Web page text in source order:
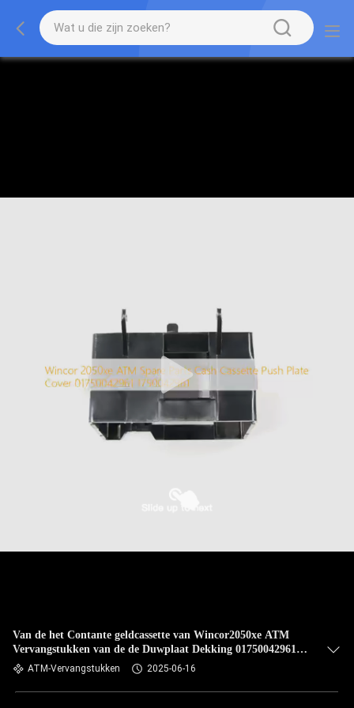
Van de het Contante geldcassette van Wincor2050xe ATM
Vervangstukken van de de Duwplaat Dekking 01750042961
1750042961
ATM-Vervangstukken 2025-06-16